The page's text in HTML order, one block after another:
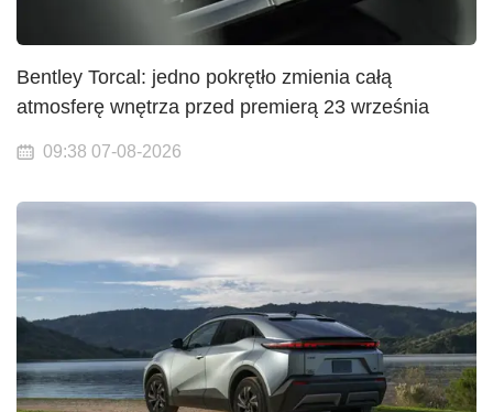
Bentley Torcal: jedno pokrętło zmienia całą
atmosferę wnętrza przed premierą 23 września
09:38 07-08-2026